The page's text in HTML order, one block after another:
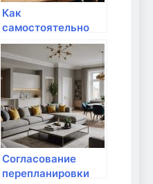
Как
самостоятельно
подключить и
настроить роутер
на даче: пошаговое
руководство
Согласование
перепланировки